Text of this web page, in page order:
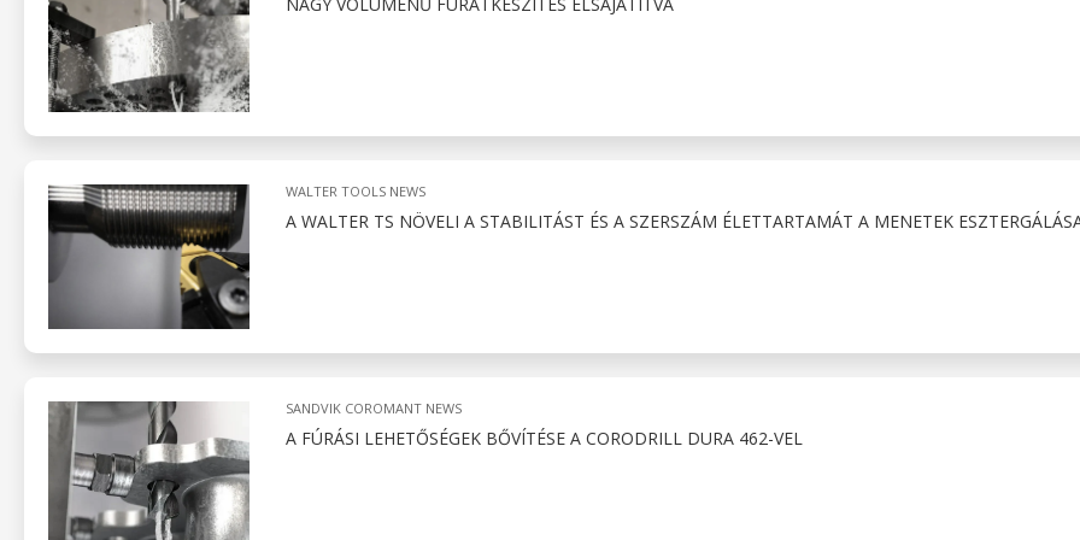
WALTER TOOLS NEWS
A WALTER TS NÖVELI A STABILITÁST ÉS A SZERSZÁM ÉLETTARTAMÁT A MENETEK
SANDVIK COROMANT NEWS
A FÚRÁSI LEHETŐSÉGEK BŐVÍTÉSE A CORODRILL DURA 462-VEL